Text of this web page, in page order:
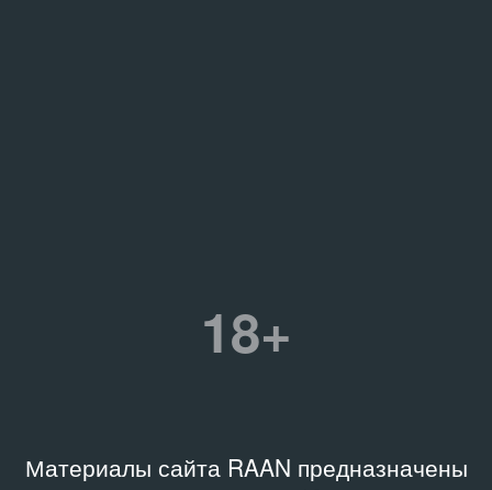
18+
Материалы сайта RAAN предназначены